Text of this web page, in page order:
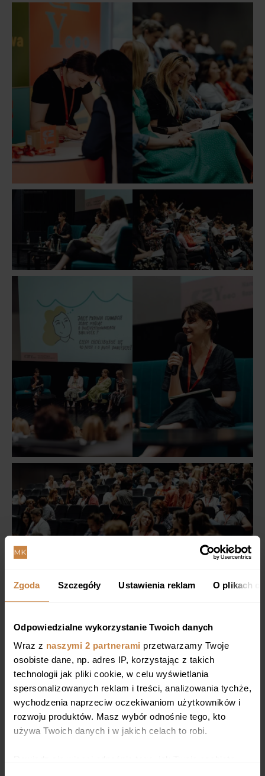
Zgoda Szczegóły Ustawienia reklam O plikach
Odpowiedzialne wykorzystanie Twoich danych
Wraz z naszymi 2 partnerami przetwarzamy Twoje
osobiste dane, np. adres IP, korzystając z takich
technologii jak pliki cookie, w celu wyświetlania
spersonalizowanych reklam i treści, analizowania tychże,
wychodzenia naprzeciw oczekiwaniom użytkowników i
rozwoju produktów. Masz wybór odnośnie tego, kto
używa Twoich danych i w jakich celach to robi.